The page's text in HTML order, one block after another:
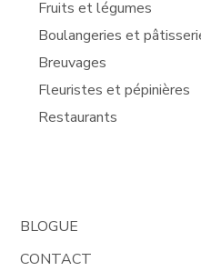
Fruits et légumes
Boulangeries et
Breuvages
Fleuristes et pépinières
Restaurants
BLOGUE
CONTACT